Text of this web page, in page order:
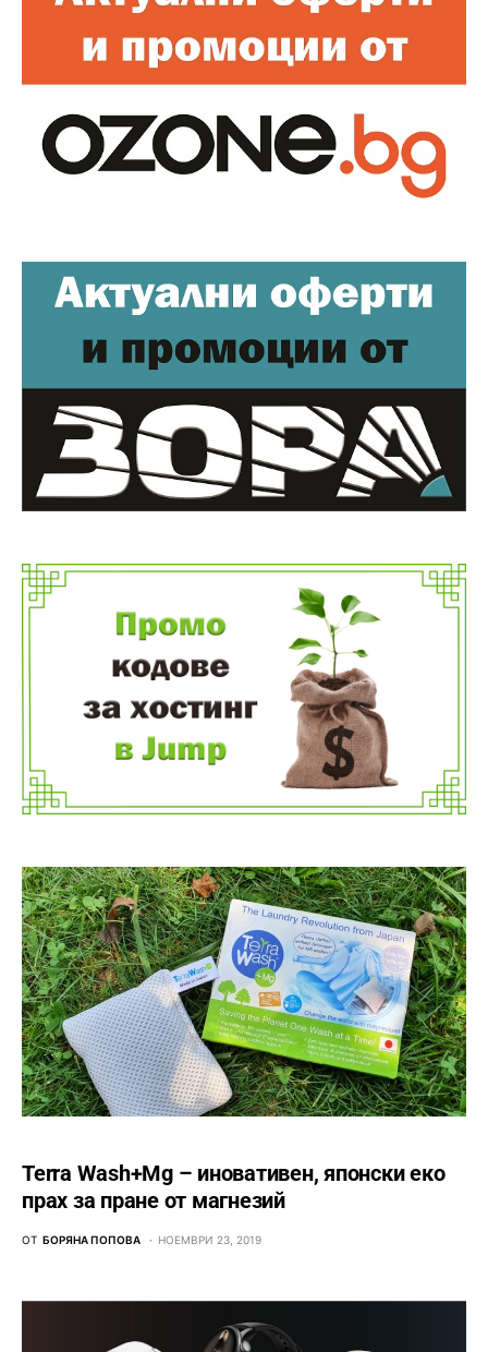
Terra Wash+Mg – иновативен, японски еко
прах за пране от магнезий
ОТ БОРЯНА ПОПОВА НОЕМВРИ 23, 2019